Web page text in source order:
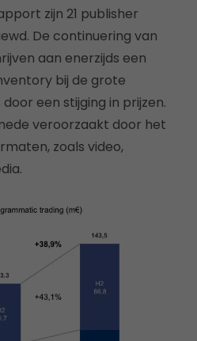
zijn 21 publisher
De continuering van
aan enerzijds een
bij de grote
een stijging in prijzen.
veroorzaakt door het
zoals video,